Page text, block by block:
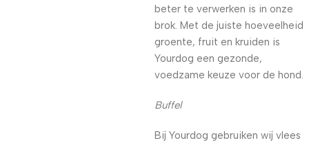
beter te verwerken is in onze
brok. Met de juiste hoeveelheid
groente, fruit en kruiden is
Yourdog een gezonde,
voedzame keuze voor de hond.
Buffel
Bij Yourdog gebruiken wij vlees